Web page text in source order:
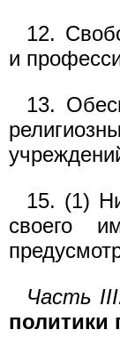
12.
и
13.
15. (1)
своего
Часть
политики